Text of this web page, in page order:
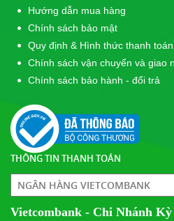
Hướng dẫn mua hàng
Chính sách bảo mật
Quy định & Hình thức thanh toán
Chính sách vận chuyển và giao
Chính sách bảo hành - đổi trả
THÔNG TIN THANH TOÁN
Vietcombank - Chi Nhánh